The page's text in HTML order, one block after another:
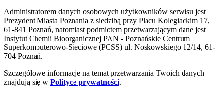
Administratorem danych osobowych użytkowników serwisu jest
Prezydent Miasta Poznania z siedzibą przy Placu Kolegiackim 17,
61-841 Poznań, natomiast podmiotem przetwarzającym dane jest
Instytut Chemii Bioorganicznej PAN - Poznańskie Centrum
Superkomputerowo-Sieciowe (PCSS) ul. Noskowskiego 12/14, 61-
704 Poznań.
Szczegółowe informacje na temat przetwarzania Twoich danych
znajdują się w Polityce prywatności.